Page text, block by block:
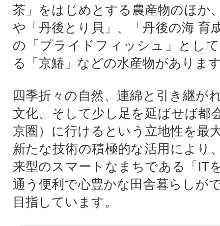
茶」をはじめとする農産物のほか
や「丹後とり貝」、「丹後の海 育
の「プライドフィッシュ」とし
る「京鰆」などの水産物がありま
四季折々の自然、連綿と引き継が
文化、そして少し足を延ばせば都
京圏）に行けるという立地性を最
新たな技術の積極的な活用により
来型のスマートなまちである「IT
通う便利で心豊かな田舎暮らしが
目指しています。